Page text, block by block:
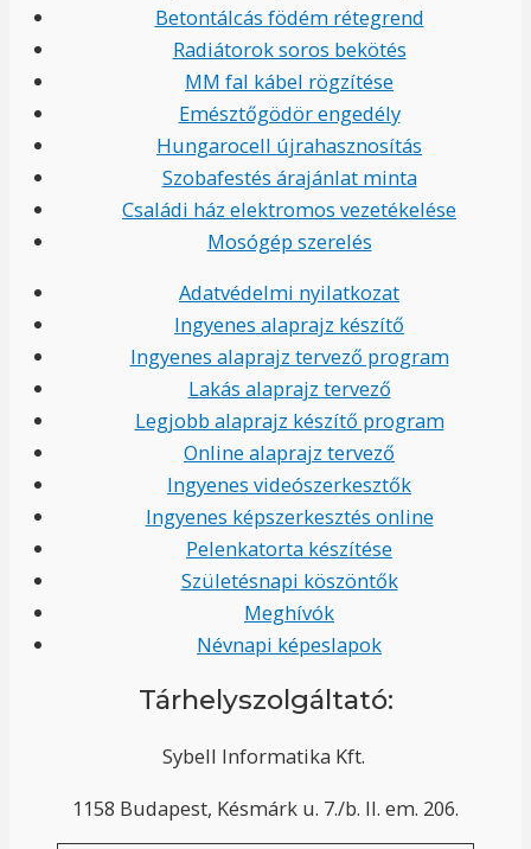
Betontálcás födém rétegrend
Radiátorok soros bekötés
MM fal kábel rögzítése
Emésztőgödör engedély
Hungarocell újrahasznosítás
Szobafestés árajánlat minta
Családi ház elektromos vezetékelése
Mosógép szerelés
Adatvédelmi nyilatkozat
Ingyenes alaprajz készítő
Ingyenes alaprajz tervező program
Lakás alaprajz tervező
Legjobb alaprajz készítő program
Online alaprajz tervező
Ingyenes videószerkesztők
Ingyenes képszerkesztés online
Pelenkatorta készítése
Születésnapi köszöntők
Meghívók
Névnapi képeslapok
Tárhelyszolgáltató:
Sybell Informatika Kft.
1158 Budapest, Késmárk u. 7./b. II. em. 206.